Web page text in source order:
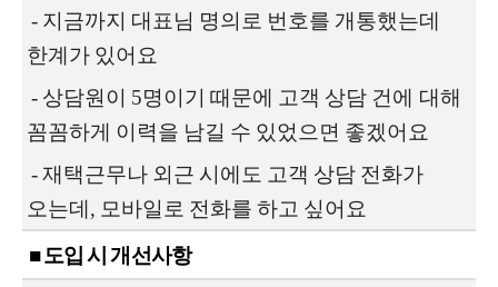
- 지금까지 대표님 명의로 번호를 개통했는데
한계가 있어요
- 상담원이 5명이기 때문에 고객 상담 건에 대해
꼼꼼하게 이력을 남길 수 있었으면 좋겠어요
- 재택근무나 외근 시에도 고객 상담 전화가
오는데, 모바일로 전화를 하고 싶어요
■ 도입 시 개선사항